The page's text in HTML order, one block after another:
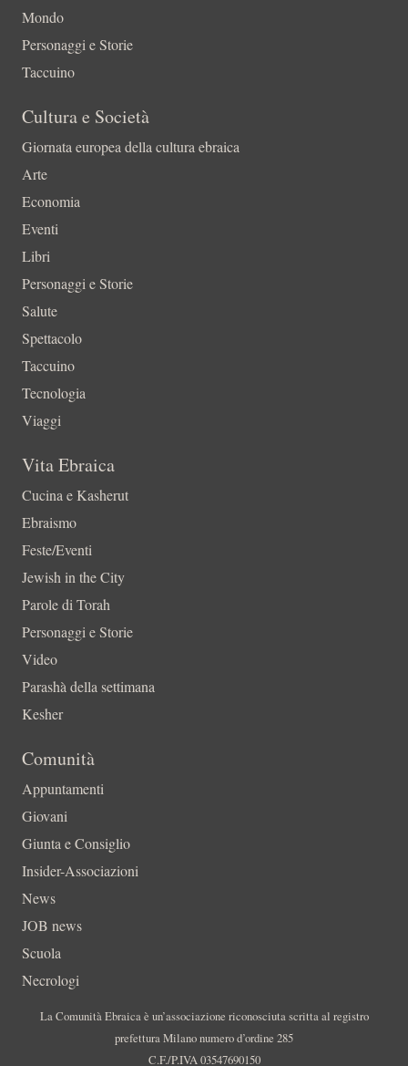
Mondo
Personaggi e Storie
Taccuino
Cultura e Società
Giornata europea della cultura ebraica
Arte
Economia
Eventi
Libri
Personaggi e Storie
Salute
Spettacolo
Taccuino
Tecnologia
Viaggi
Vita Ebraica
Cucina e Kasherut
Ebraismo
Feste/Eventi
Jewish in the City
Parole di Torah
Personaggi e Storie
Video
Parashà della settimana
Kesher
Comunità
Appuntamenti
Giovani
Giunta e Consiglio
Insider-Associazioni
News
JOB news
Scuola
Necrologi
La Comunità Ebraica è un’associazione riconosciuta scritta al registro
prefettura Milano numero d’ordine 285
C.F./P.IVA 03547690150